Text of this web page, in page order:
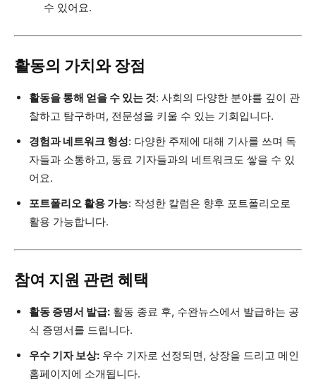
수 있어요.
활동의 가치와 장점
활동을 통해 얻을 수 있는 것: 사회의 다양한 분야를 깊이 관
찰하고 탐구하며, 전문성을 키울 수 있는 기회입니다.
경험과 네트워크 형성: 다양한 주제에 대해 기사를 쓰며 독
자들과 소통하고, 동료 기자들과의 네트워크도 쌓을 수 있
어요.
포트폴리오 활용 가능: 작성한 칼럼은 향후 포트폴리오로
활용 가능합니다.
참여 지원 관련 혜택
활동 증명서 발급: 활동 종료 후, 수완뉴스에서 발급하는 공
식 증명서를 드립니다.
우수 기자 보상: 우수 기자로 선정되면, 상장을 드리고 메인
홈페이지에 소개됩니다.